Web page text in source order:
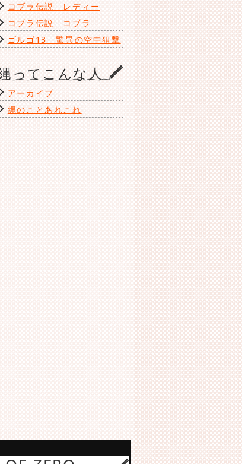
コブラ伝説 レディー
コブラ伝説 コブラ
ゴルゴ13 驚異の空中狙撃
ってこんな人
アーカイブ
縄のことあれこれ